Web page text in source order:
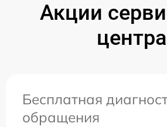
Акции
центра
Бесплатная
обращения